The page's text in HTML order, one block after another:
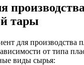
производства
тары
для производства
от типа
виды сырья: